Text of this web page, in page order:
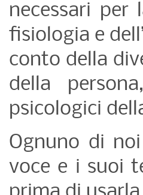
necessari per
fisiologia e
conto della
della
psicologici
Ognuno di
voce e i suoi